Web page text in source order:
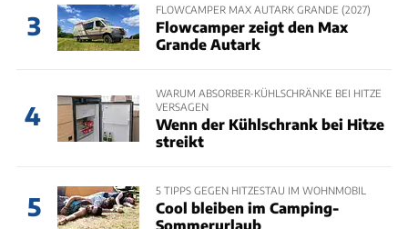
3
FLOWCAMPER MAX AUTARK GRANDE (2027)
Flowcamper zeigt den Max
Grande Autark
4
WARUM ABSORBER-KÜHLSCHRÄNKE BEI HITZE
VERSAGEN
Wenn der Kühlschrank bei Hitze
streikt
5
5 TIPPS GEGEN HITZESTAU IM WOHNMOBIL
Cool bleiben im Camping-
Sommerurlaub